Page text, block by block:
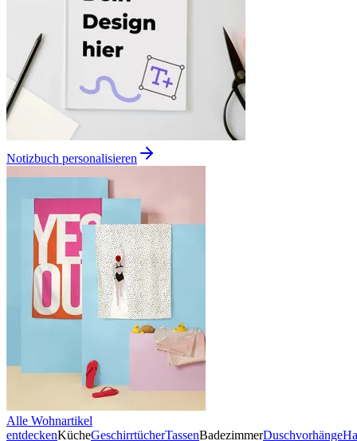
Notizbuch personalisieren
Alle Wohnartikel
entdeckenKücheGeschirrtücherTassenBadezimmerDuschvorhänge